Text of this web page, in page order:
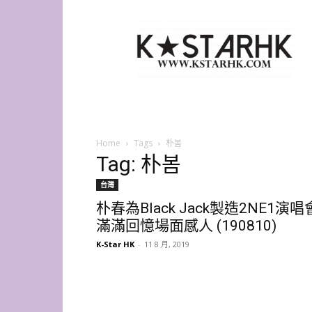
Star
HK
Home Tags 朴봄
Tag: 朴봄
台灣
朴春為Black Jack製造2NE1演唱
滿滿回憶場面感人 (190810)
K-Star HK - 11 8 月, 2019